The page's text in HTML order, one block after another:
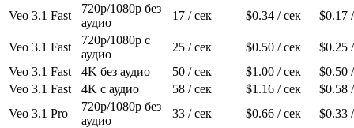
Veo 3.1 Fast
720p/1080p без
аудио
17 / сек $0.34 / сек $0.17
Veo 3.1 Fast
720p/1080p с
аудио
25 / сек $0.50 / сек $0.25
Veo 3.1 Fast
4K без аудио 50 / сек $1.00 / сек $0.50
Veo 3.1 Fast
4K с аудио 58 / сек $1.16 / сек $0.58
Veo 3.1 Pro
720p/1080p без
аудио
33 / сек $0.66 / сек $0.33